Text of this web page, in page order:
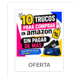
OFERTA